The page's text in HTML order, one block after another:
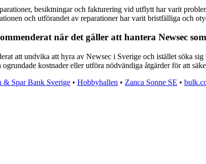
besiktningar och fakturering vid utflytt har varit
och utförandet av reparationer har varit bristfälliga och
när det gäller att hantera Newsec
att undvika att hyra av Newsec i Sverige och istället söka
kostnader eller utföra nödvändiga åtgärder för att
& Spar Bank Sverige • Hobbyhallen • Zanca Sonne SE •